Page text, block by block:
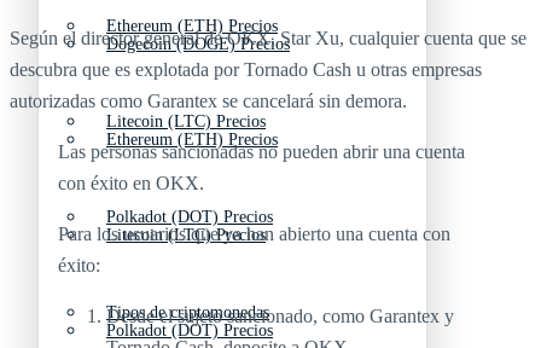
Ethereum (ETH) Precios
Litecoin (LTC) Precios
Polkadot (DOT) Precios
Tipos de criptomonedas
Dogecoin (DOGE) Precios
Ethereum (ETH) Precios
Litecoin (LTC) Precios
Polkadot (DOT) Precios
Según el director general de OKX, Star Xu, cualquier cuenta que se
descubra que es explotada por Tornado Cash u otras empresas
autorizadas como Garantex se cancelará sin demora.
Las personas sancionadas no pueden abrir una cuenta
con éxito en OKX.
Para los usuarios que ya han abierto una cuenta con
éxito:
Desde el sujeto sancionado, como Garantex y